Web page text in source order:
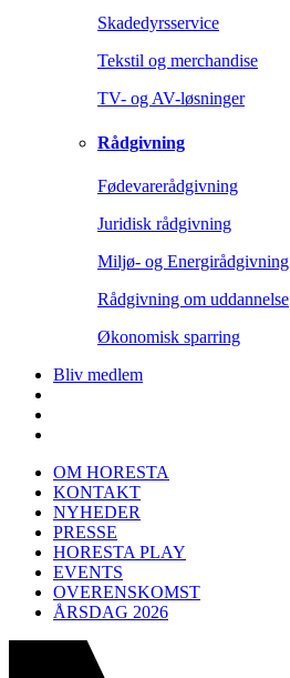
Skadedyrsservice
Tekstil og merchandise
TV- og AV-løsninger
Rådgivning
Fødevarerådgivning
Juridisk rådgivning
Miljø- og Energirådgivning
Rådgivning om uddannelse
Økonomisk sparring
Bliv medlem
OM HORESTA
KONTAKT
NYHEDER
PRESSE
HORESTA PLAY
EVENTS
OVERENSKOMST
ÅRSDAG 2026